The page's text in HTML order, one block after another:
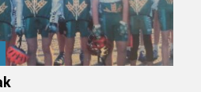
prozesatzeko moduari
eta ezarri zure lehentasunak
alda edo ken dezakezu